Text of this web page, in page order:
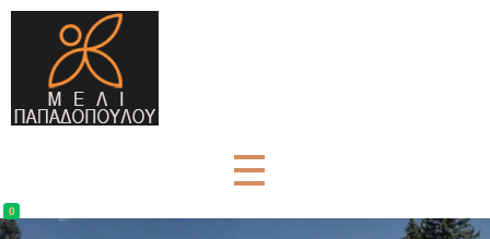
0